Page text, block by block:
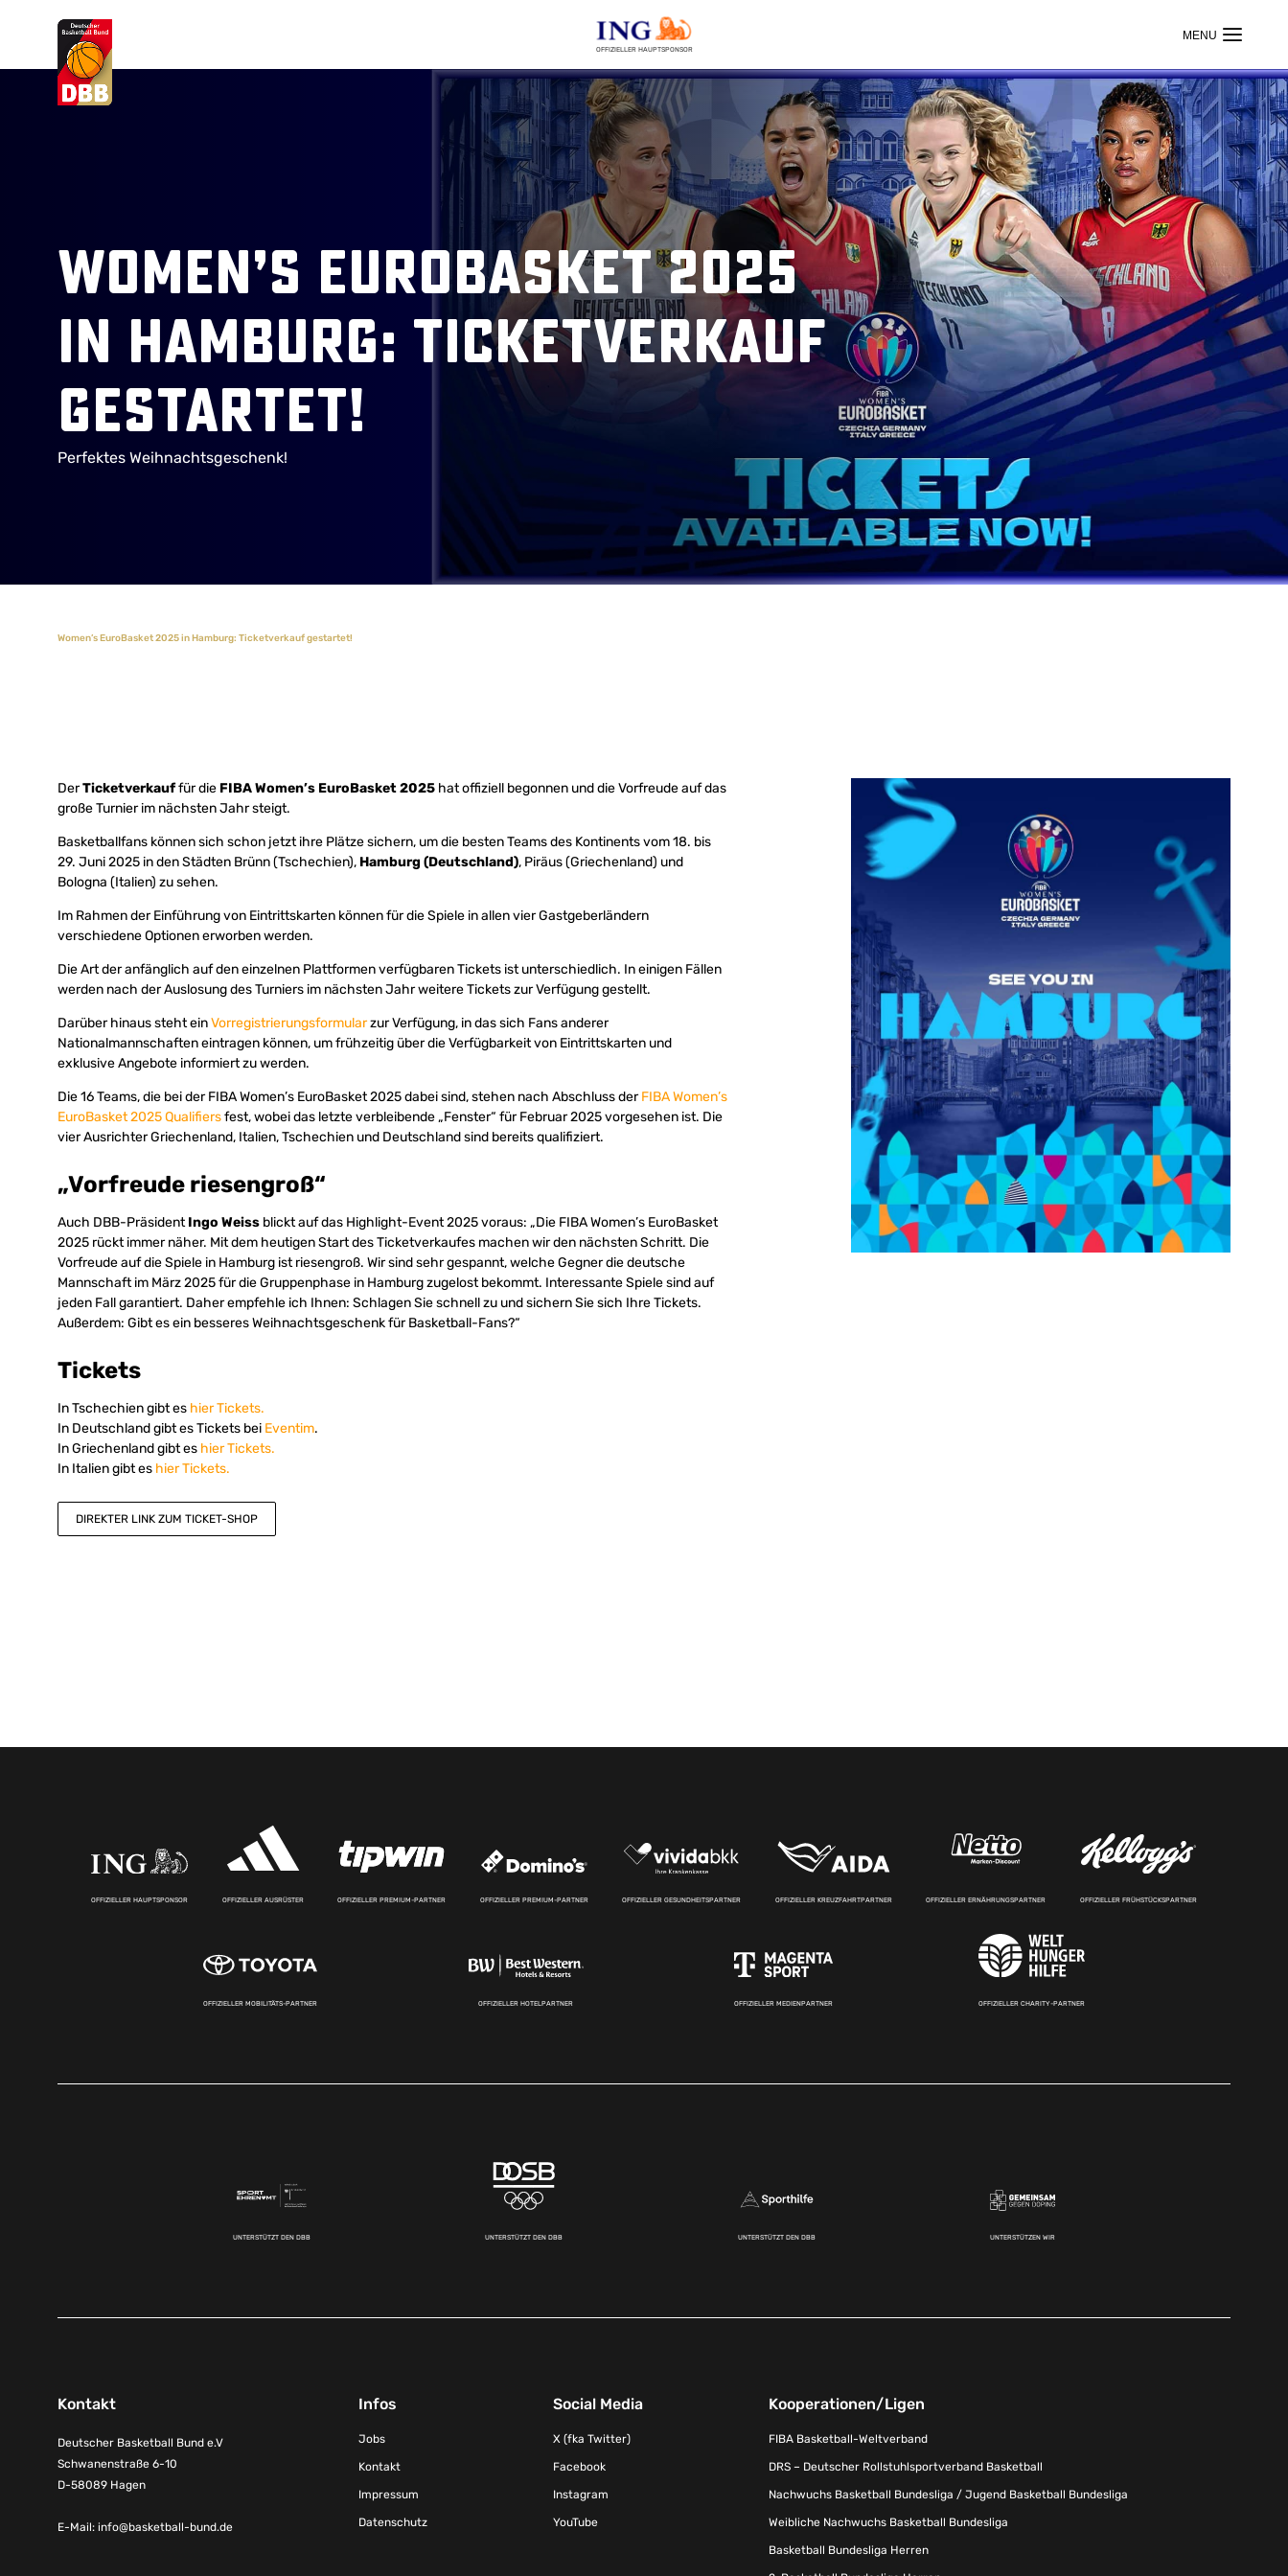
OFFIZIELLER HAUPTSPONSOR
Suchvorschläge
Women’s EuroBasket 2025
in Hamburg: Ticketverkauf
gestartet!
Perfektes Weihnachtsgeschenk!
Women’s EuroBasket 2025 in Hamburg: Ticketverkauf gestartet!
DerTicketverkauffür die FIBA Women’s EuroBasket 2025 hat offiziell begonnen und die Vorfreude auf das
große Turnier im nächsten Jahr steigt.
Basketballfans können sich schon jetzt ihre Plätze sichern, um die besten Teams des Kontinents vom 18. bis
29. Juni 2025 in den Städten Brünn (Tschechien), Hamburg (Deutschland), Piräus (Griechenland) und
Bologna (Italien) zu sehen.
Im Rahmen der Einführung von Eintrittskarten können für die Spiele in allen vier Gastgeberländern
verschiedene Optionen erworben werden.
Die Art der anfänglich auf den einzelnen Plattformen verfügbaren Tickets ist unterschiedlich. In einigen Fällen
werden nach der Auslosung des Turniers im nächsten Jahr weitere Tickets zur Verfügung gestellt.
Darüber hinaus steht einVorregistrierungsformularzur Verfügung, in das sich Fans anderer
Nationalmannschaften eintragen können, um frühzeitig über die Verfügbarkeit von Eintrittskarten und
exklusive Angebote informiert zu werden.
Die 16 Teams, die bei der FIBA Women’s EuroBasket 2025 dabei sind, stehen nach Abschluss derFIBA Women’s
EuroBasket 2025 Qualifiersfest, wobei das letzte verbleibende „Fenster“ für Februar 2025 vorgesehen ist. Die
vier Ausrichter Griechenland, Italien, Tschechien und Deutschland sind bereits qualifiziert.
„Vorfreude riesengroß“
Auch DBB-PräsidentIngo Weiss blickt auf das Highlight-Event 2025 voraus: „Die FIBA Women’s EuroBasket
2025 rückt immer näher. Mit dem heutigen Start des Ticketverkaufes machen wir den nächsten Schritt. Die
Vorfreude auf die Spiele in Hamburg ist riesengroß. Wir sind sehr gespannt, welche Gegner die deutsche
Mannschaft im März 2025 für die Gruppenphase in Hamburg zugelost bekommt. Interessante Spiele sind auf
jeden Fall garantiert. Daher empfehle ich Ihnen: Schlagen Sie schnell zu und sichern Sie sich Ihre Tickets.
Außerdem: Gibt es ein besseres Weihnachtsgeschenk für Basketball-Fans?“
Tickets
In Tschechien gibt es hier Tickets.
In Deutschland gibt es Tickets bei Eventim.
In Griechenland gibt es hier Tickets.
In Italien gibt es hier Tickets.
DIREKTER LINK ZUM TICKET-SHOP
OFFIZIELLER HAUPTSPONSOR OFFIZIELLER AUSRÜSTER OFFIZIELLER PREMIUM-PARTNER OFFIZIELLER PREMIUM-PARTNER OFFIZIELLER GESUNDHEITSPARTNER OFFIZIELLER KREUZFAHRTPARTNER OFFIZIELLER ERNÄHRUNGSPARTNER OFFIZIELLER FRÜHSTÜCKSPARTNER
OFFIZIELLER MOBILITÄTS-PARTNER OFFIZIELLER HOTELPARTNER OFFIZIELLER MEDIENPARTNER OFFIZIELLER CHARITY-PARTNER
UNTERSTÜTZT DEN DBB UNTERSTÜTZT DEN DBB UNTERSTÜTZT DEN DBB UNTERSTÜTZEN WIR
Kontakt
Deutscher Basketball Bund e.V
Schwanenstraße 6-10
D-58089 Hagen
E-Mail: info@basketball-bund.de
Infos
Jobs
Kontakt
Impressum
Datenschutz
Social Media
X (fka Twitter)
Facebook
Instagram
YouTube
Kooperationen/Ligen
FIBA Basketball-Weltverband
DRS – Deutscher Rollstuhlsportverband Basketball
Nachwuchs Basketball Bundesliga / Jugend Basketball Bundesliga
Weibliche Nachwuchs Basketball Bundesliga
Basketball Bundesliga Herren